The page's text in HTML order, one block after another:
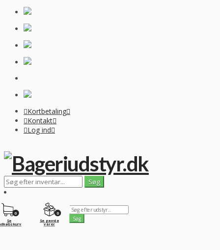
Kortbetaling
Kontakt
Log ind
0
Se gemte
varer
0
Se